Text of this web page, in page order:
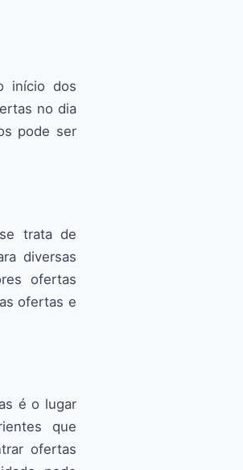
início dos
no dia
pode ser
trata de
diversas
ofertas
ofertas e
é o lugar
que
ofertas